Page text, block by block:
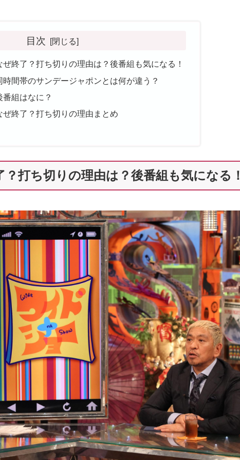
目次
終了？打ち切りの理由は？後番組も気になる！
間帯のサンデージャポンとは何が違う？
組はなに？
ぜ終了？打ち切りの理由まとめ
打ち切りの理由は？後番組も気になる！